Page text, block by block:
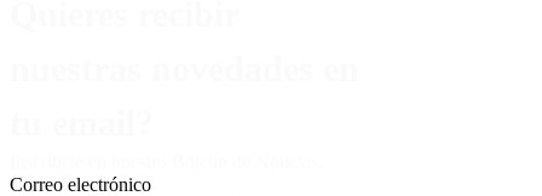
Correo electrónico